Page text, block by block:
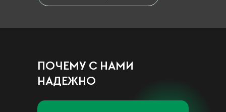
ПОЧЕМУ С НАМИ
НАДЕЖНО